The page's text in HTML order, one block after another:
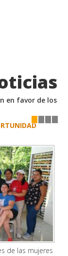
en favor de los
1 2 3
de las mujeres